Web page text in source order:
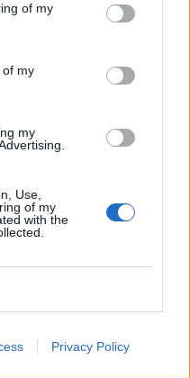
of my
of my
my
Use,
of my
with the
Privacy Policy
ύπαρξη;
(γέλια)
το καθηµερινό,
είναι πάλη µε τον